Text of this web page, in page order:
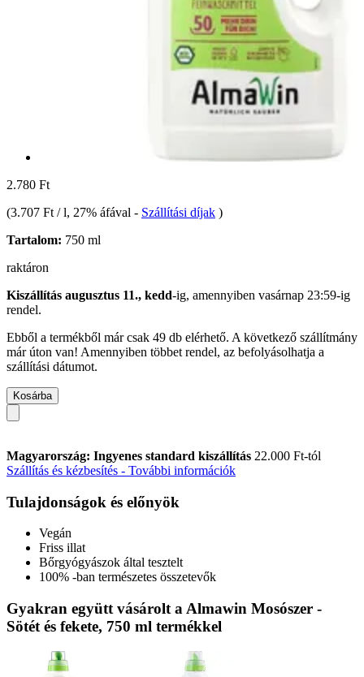
2.780 Ft
(3.707 Ft / l, 27% áfával - Szállítási díjak )
Tartalom: 750 ml
raktáron
Kiszállítás augusztus 11., kedd-ig, amennyiben vasárnap 23:59-ig
rendel.
Ebből a termékből már csak 49 db elérhető. A következő szállítmány
már úton van! Amennyiben többet rendel, az befolyásolhatja a
szállítási dátumot.
Kosárba
Magyarország: Ingyenes standard kiszállítás 22.000 Ft-tól
Szállítás és kézbesítés - További információk
Tulajdonságok és előnyök
Vegán
Friss illat
Bőrgyógyászok által tesztelt
100% -ban természetes összetevők
Gyakran együtt vásárolt a Almawin Mosószer -
Sötét és fekete, 750 ml termékkel